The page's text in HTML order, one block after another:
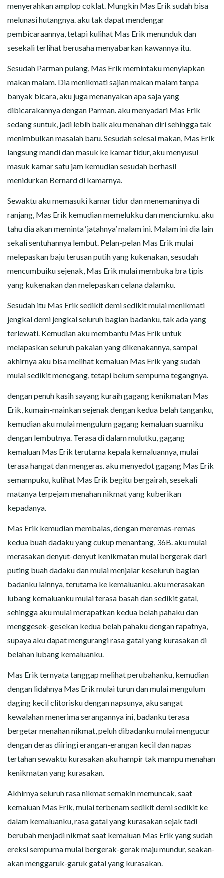
menyerahkan amplop coklat. Mungkin Mas Erik sudah bisa
melunasi hutangnya. aku tak dapat mendengar
pembicaraannya, tetapi kulihat Mas Erik menunduk dan
sesekali terlihat berusaha menyabarkan kawannya itu.
Sesudah Parman pulang, Mas Erik memintaku menyiapkan
makan malam. Dia menikmati sajian makan malam tanpa
banyak bicara, aku juga menanyakan apa saja yang
dibicarakannya dengan Parman. aku menyadari Mas Erik
sedang suntuk, jadi lebih baik aku menahan diri sehingga tak
menimbulkan masalah baru. Sesudah selesai makan, Mas Erik
langsung mandi dan masuk ke kamar tidur, aku menyusul
masuk kamar satu jam kemudian sesudah berhasil
menidurkan Bernard di kamarnya.
Sewaktu aku memasuki kamar tidur dan menemaninya di
ranjang, Mas Erik kemudian memelukku dan menciumku. aku
tahu dia akan meminta ‘jatahnya’ malam ini. Malam ini dia lain
sekali sentuhannya lembut. Pelan-pelan Mas Erik mulai
melepaskan baju terusan putih yang kukenakan, sesudah
mencumbuiku sejenak, Mas Erik mulai membuka bra tipis
yang kukenakan dan melepaskan celana dalamku.
Sesudah itu Mas Erik sedikit demi sedikit mulai menikmati
jengkal demi jengkal seluruh bagian badanku, tak ada yang
terlewati. Kemudian aku membantu Mas Erik untuk
melapaskan seluruh pakaian yang dikenakannya, sampai
akhirnya aku bisa melihat kemaluan Mas Erik yang sudah
mulai sedikit menegang, tetapi belum sempurna tegangnya.
dengan penuh kasih sayang kuraih gagang kenikmatan Mas
Erik, kumain-mainkan sejenak dengan kedua belah tanganku,
kemudian aku mulai mengulum gagang kemaluan suamiku
dengan lembutnya. Terasa di dalam mulutku, gagang
kemaluan Mas Erik terutama kepala kemaluannya, mulai
terasa hangat dan mengeras. aku menyedot gagang Mas Erik
semampuku, kulihat Mas Erik begitu bergairah, sesekali
matanya terpejam menahan nikmat yang kuberikan
kepadanya.
Mas Erik kemudian membalas, dengan meremas-remas
kedua buah dadaku yang cukup menantang, 36B. aku mulai
merasakan denyut-denyut kenikmatan mulai bergerak dari
puting buah dadaku dan mulai menjalar keseluruh bagian
badanku lainnya, terutama ke kemaluanku. aku merasakan
lubang kemaluanku mulai terasa basah dan sedikit gatal,
sehingga aku mulai merapatkan kedua belah pahaku dan
menggesek-gesekan kedua belah pahaku dengan rapatnya,
supaya aku dapat mengurangi rasa gatal yang kurasakan di
belahan lubang kemaluanku.
Mas Erik ternyata tanggap melihat perubahanku, kemudian
dengan lidahnya Mas Erik mulai turun dan mulai mengulum
daging kecil clitorisku dengan napsunya, aku sangat
kewalahan menerima serangannya ini, badanku terasa
bergetar menahan nikmat, peluh dibadanku mulai mengucur
dengan deras diiringi erangan-erangan kecil dan napas
tertahan sewaktu kurasakan aku hampir tak mampu menahan
kenikmatan yang kurasakan.
Akhirnya seluruh rasa nikmat semakin memuncak, saat
kemaluan Mas Erik, mulai terbenam sedikit demi sedikit ke
dalam kemaluanku, rasa gatal yang kurasakan sejak tadi
berubah menjadi nikmat saat kemaluan Mas Erik yang sudah
ereksi sempurna mulai bergerak-gerak maju mundur, seakan-
akan menggaruk-garuk gatal yang kurasakan.